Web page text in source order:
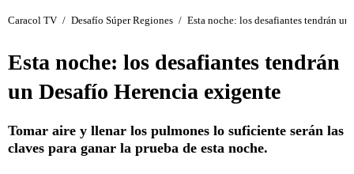
Caracol TV / Desafío Súper Regiones / Esta noche: los desafiantes tendrán
Esta noche: los desafiantes tendrán
un Desafío Herencia exigente
Tomar aire y llenar los pulmones lo suficiente serán las
claves para ganar la prueba de esta noche.